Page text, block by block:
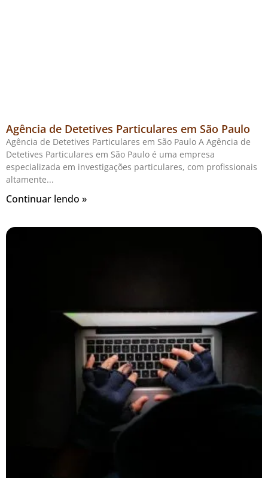
Agência de Detetives Particulares em São Paulo
Agência de Detetives Particulares em São Paulo A Agência de
Detetives Particulares em São Paulo é uma empresa
especializada em investigações particulares, com profissionais
altamente
Continuar lendo »